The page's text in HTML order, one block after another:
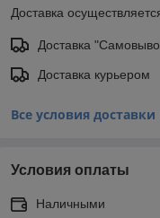
Доставка
Доставка
Доставка курьером
Все условия доставки
Условия оплаты
Наличными